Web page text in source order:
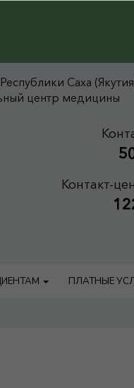
Саха
центр медицины
Контакт-
ПЛАТНЫЕ